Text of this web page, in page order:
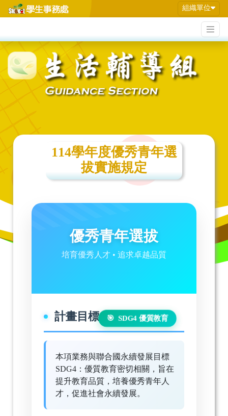
組織單位
114學年度優秀青年選
拔實施規定
優秀青年選拔
培育優秀人才 • 追求卓越品質
計畫目標 SDG4 優質教育
本項業務與聯合國永續發展目標
SDG4：優質教育密切相關，旨在
提升教育品質，培養優秀青年人
才，促進社會永續發展。